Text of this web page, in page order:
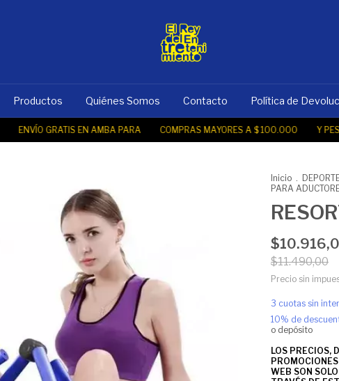
Productos Quiénes Somos Contacto Política de
ENVÍO GRATIS EN AMBA PARA COMPRAS MAYORES A $ 100.000 Y PESO
Inicio .
PARA
$11.490,00
Precio sin
3 cuotas sin
10% de
o depósito